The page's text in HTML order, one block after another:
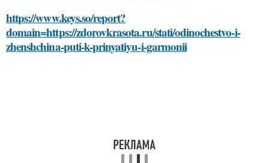
https://www.keys.so/report?
domain=https://zdorovkrasota.ru/stati/odinochestvo-i-
zhenshchina-puti-k-prinyatiyu-i-garmonii